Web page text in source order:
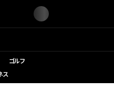
ゴルフ
ス